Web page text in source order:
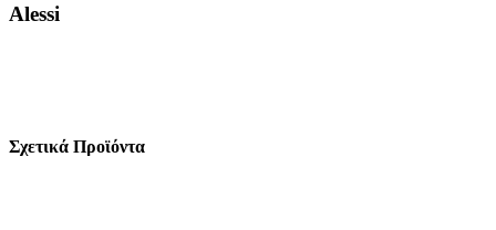
Alessi
Σχετικά Προϊόντα